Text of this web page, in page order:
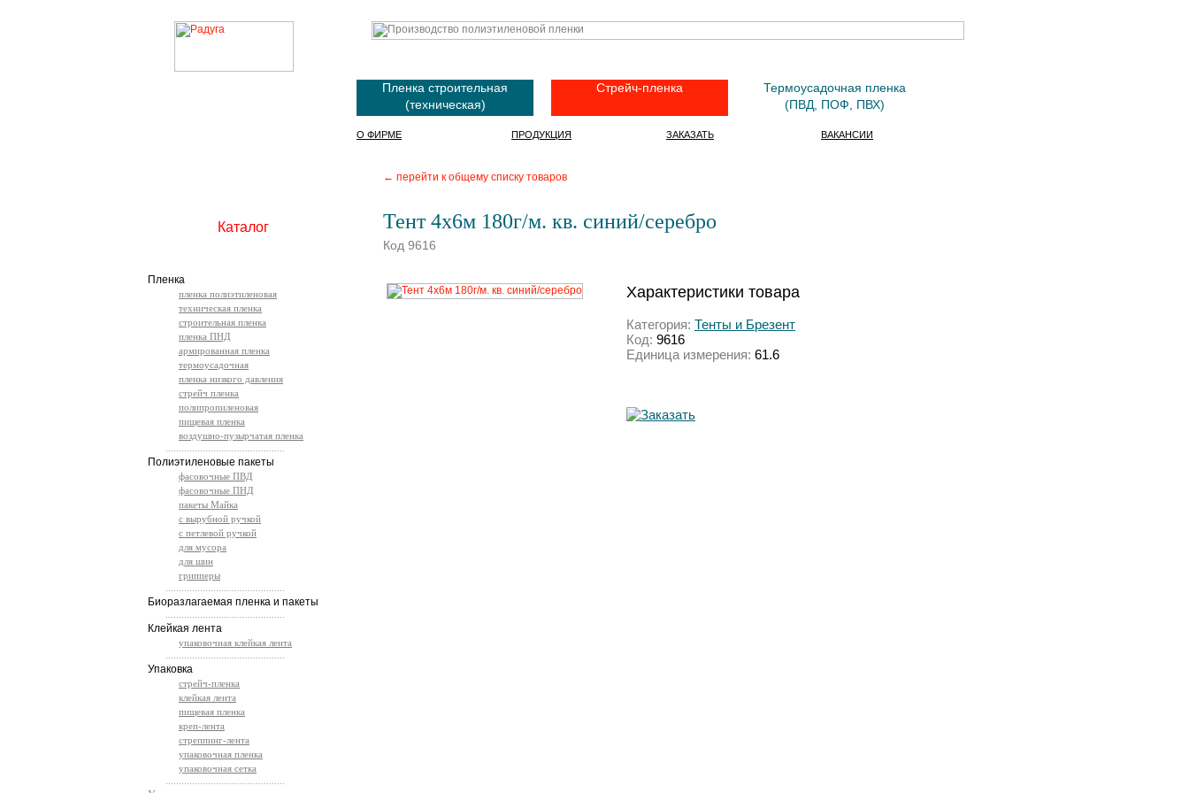
Пленка строительная
(техническая)
Стрейч-пленка
Термоусадочная пленка
(ПВД, ПОФ, ПВХ)
О ФИРМЕ ПРОДУКЦИЯ ЗАКАЗАТЬ ВАКАНСИИ
← перейти к общему списку товаров
Тент 4х6м 180г/м. кв. синий/серебро
Код 9616
Характеристики товара
Категория: Тенты и Брезент
Код: 9616
Единица измерения: 61.6
Каталог
Пленка
пленка полиэтиленовая
техническая пленка
строительная пленка
пленка ПНД
армированная пленка
термоусадочная
пленка низкого давления
стрейч пленка
полипропиленовая
пищевая пленка
воздушно-пузырчатая пленка
Полиэтиленовые пакеты
фасовочные ПВД
фасовочные ПНД
пакеты Майка
с вырубной ручкой
с петлевой ручкой
для мусора
для шин
грипперы
Биоразлагаемая пленка и пакеты
Клейкая лента
упаковочная клейкая лента
Упаковка
стрейч-пленка
клейкая лента
пищевая пленка
креп-лента
стреппинг-лента
упаковочная пленка
упаковочная сетка